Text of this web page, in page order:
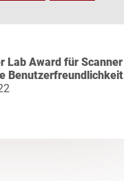
Lab Award für Scanner
Benutzerfreundlichkeit